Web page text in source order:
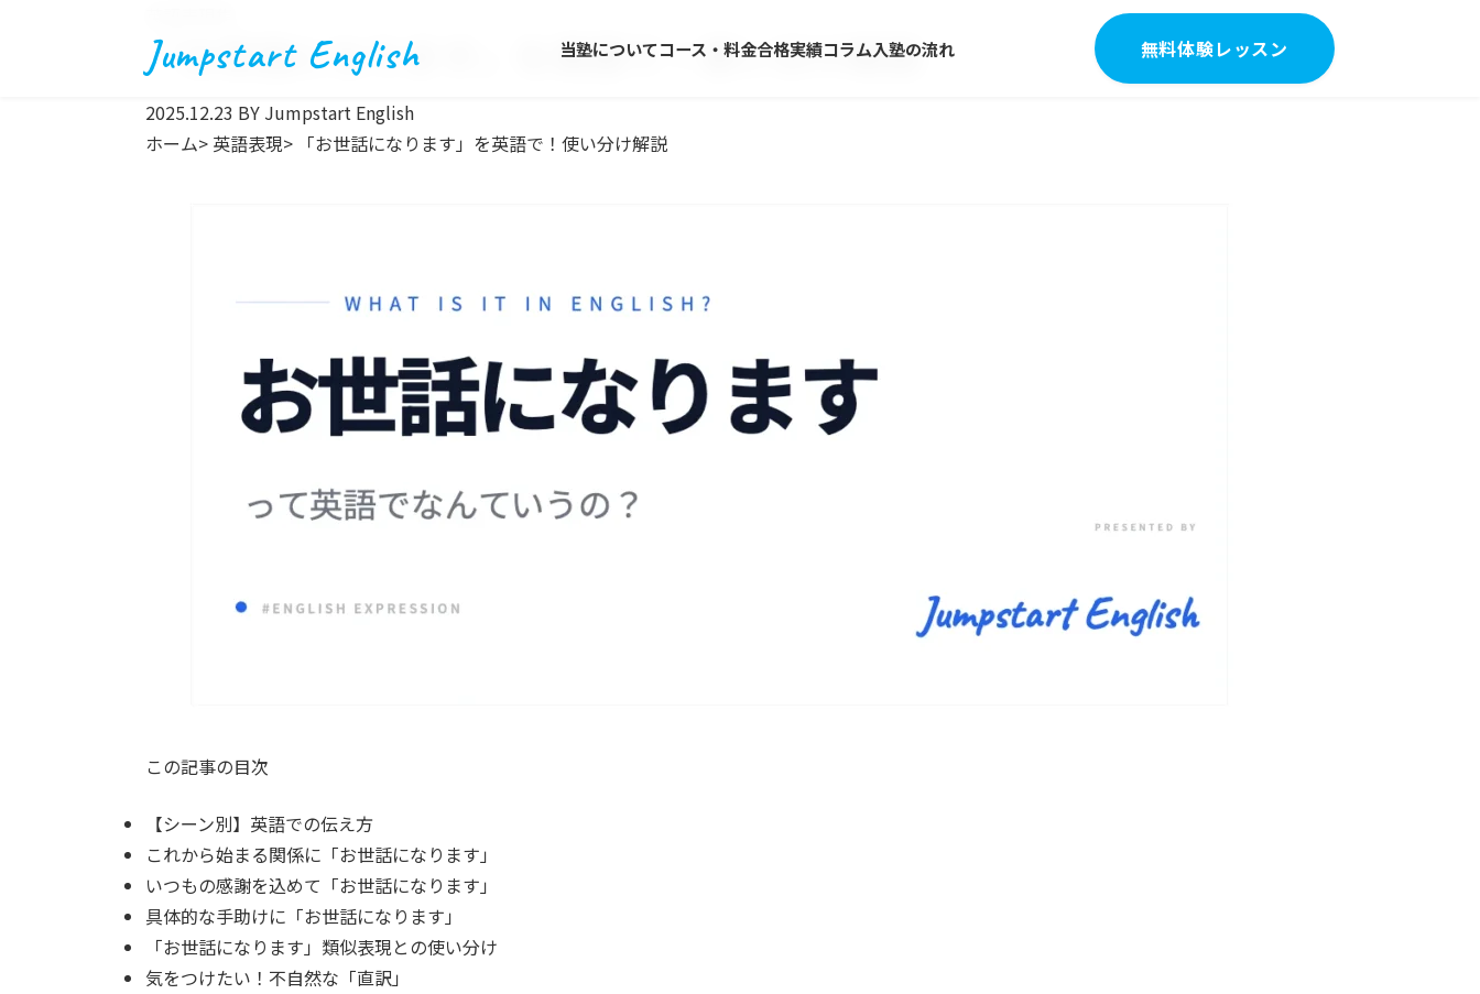
Jumpstart English 当塾についてコース・料金合格実績コラム入塾の流れ 無料体験レッスン
「お世話になります」を英語で！使い分け解説
2025.12.23 BY Jumpstart English
ホーム> 英語表現> 「お世話になります」を英語で！使い分け解説
この記事の目次
【シーン別】英語での伝え方
これから始まる関係に「お世話になります」
いつもの感謝を込めて「お世話になります」
具体的な手助けに「お世話になります」
「お世話になります」類似表現との使い分け
気をつけたい！不自然な「直訳」